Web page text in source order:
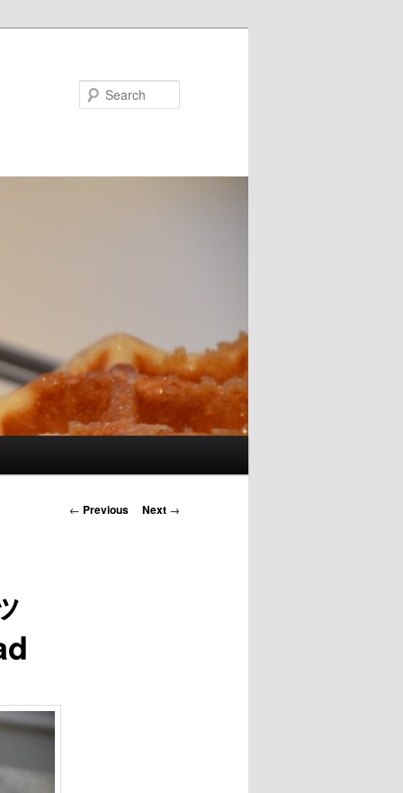
Post navigation
← Previous Next →